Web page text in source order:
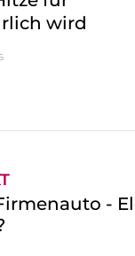
wird
-